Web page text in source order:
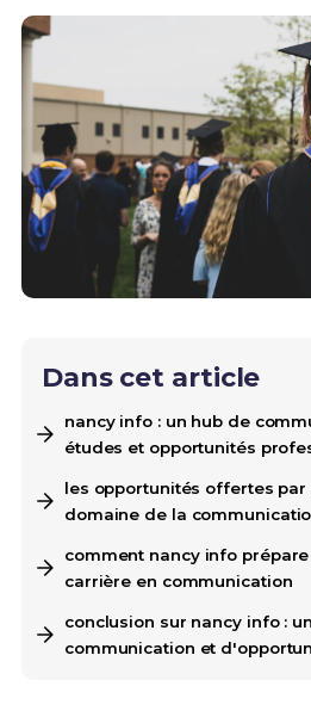
Dans cet article
nancy info : un hub de
études et opportunités
les opportunités offertes
domaine de la
comment nancy info
carrière en communication
conclusion sur nancy info :
communication et